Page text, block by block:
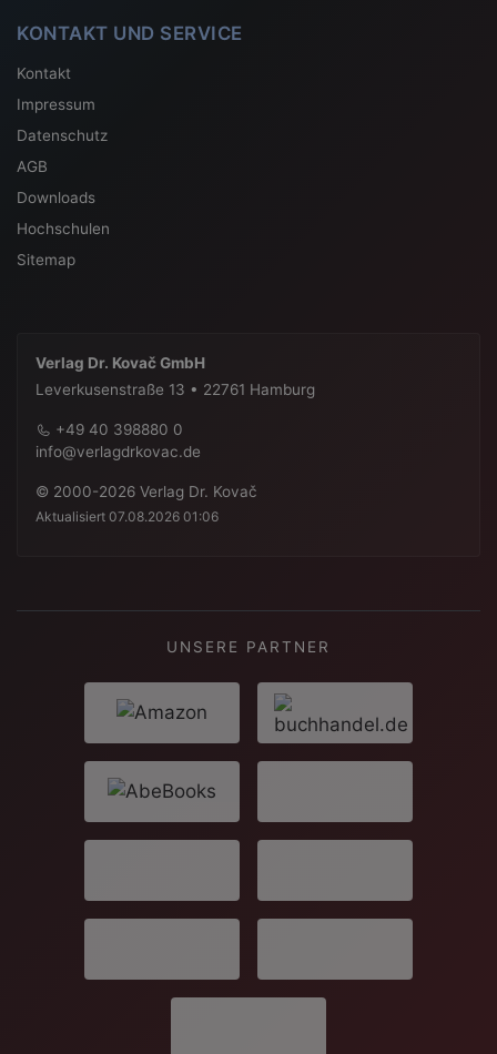
KONTAKT UND SERVICE
Kontakt
Impressum
Datenschutz
AGB
Downloads
Hochschulen
Sitemap
Verlag Dr. Kovač GmbH
Leverkusenstraße 13 • 22761 Hamburg
+49 40 398880 0
info@verlagdrkovac.de
© 2000-2026 Verlag Dr. Kovač
Aktualisiert 07.08.2026 01:06
UNSERE PARTNER